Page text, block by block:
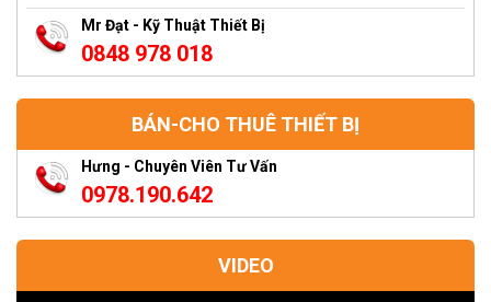
Mr Đạt - Kỹ Thuật Thiết Bị
0848 978 018
BÁN-CHO THUÊ THIẾT BỊ
Hưng - Chuyên Viên Tư Vấn
0978.190.642
VIDEO